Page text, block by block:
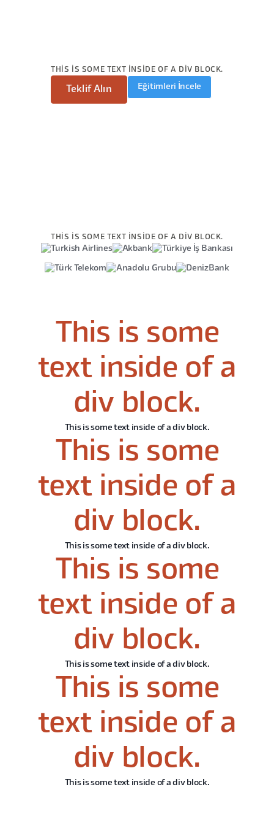
THIS IS SOME TEXT INSIDE OF A DIV BLOCK.
Teklif Alın Eğitimleri İncele
THIS IS SOME TEXT INSIDE OF A DIV BLOCK.
This is some
text inside of a
div block.
This is some text inside of a div block.
This is some
text inside of a
div block.
This is some text inside of a div block.
This is some
text inside of a
div block.
This is some text inside of a div block.
This is some
text inside of a
div block.
This is some text inside of a div block.